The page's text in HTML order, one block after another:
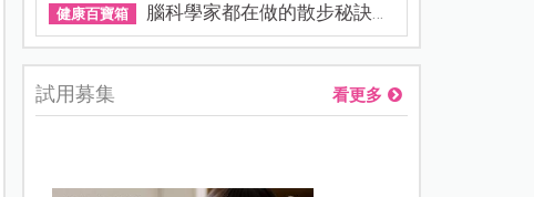
健康百寶箱 腦科學家都在做的散步秘訣！...
試用募集 看更多